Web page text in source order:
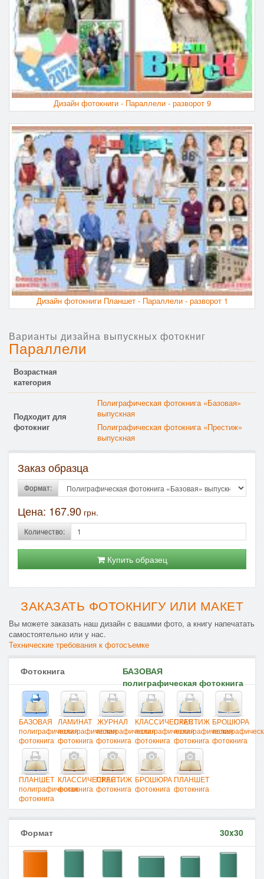
Дизайн фотокниги - Параллели - разворот 9
Дизайн фотокниги Планшет - Параллели - разворот 1
Варианты дизайна выпускных фотокниг
Параллели
Возрастная
категория
Подходит для
фотокниг
Полиграфическая фотокнига «Базовая»
выпускная
Полиграфическая фотокнига «Престиж»
выпускная
Заказ образца
Формат:
Цена: 167.90 грн.
Количество:
Купить образец
ЗАКАЗАТЬ ФОТОКНИГУ ИЛИ МАКЕТ
Вы можете заказать наш дизайн с вашими фото, а книгу напечатать
самостоятельно или у нас.
Технические требования к фотосъемке
Фотокнига
БАЗОВАЯ
полиграфическая фотокнига
БАЗОВАЯ
полиграфическая
фотокнига
ЛАМИНАТ
полиграфическая
фотокнига
ЖУРНАЛ
полиграфическая
фотокнига
КЛАССИЧЕСКАЯ
полиграфическая
фотокнига
ПРЕСТИЖ
полиграфическая
фотокнига
БРОШЮРА
фотокнига
ПЛАНШЕТ
полиграфическая
фотокнига
КЛАССИЧЕСКАЯ
фотокнига
ПРЕСТИЖ
фотокнига
БРОШЮРА
фотокнига
ПЛАНШЕТ
фотокнига
Формат 30x30